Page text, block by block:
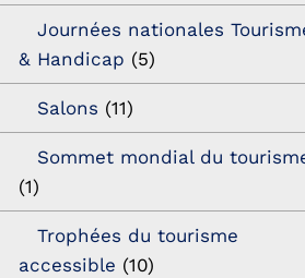
Journées nationales
& Handicap (5)
Salons (11)
Sommet mondial du
(1)
Trophées du tourisme
accessible (10)